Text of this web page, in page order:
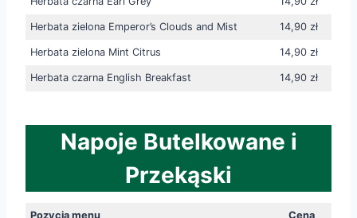
Herbata zielona Emperor’s Clouds and Mist 14,90 zł
Herbata zielona Mint Citrus 14,90 zł
Herbata czarna English Breakfast 14,90 zł
Napoje Butelkowane i
Przekąski
Pozycja menu Cena